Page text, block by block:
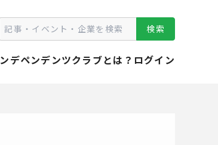
検索
デペンデンツクラブとは？ ログイン